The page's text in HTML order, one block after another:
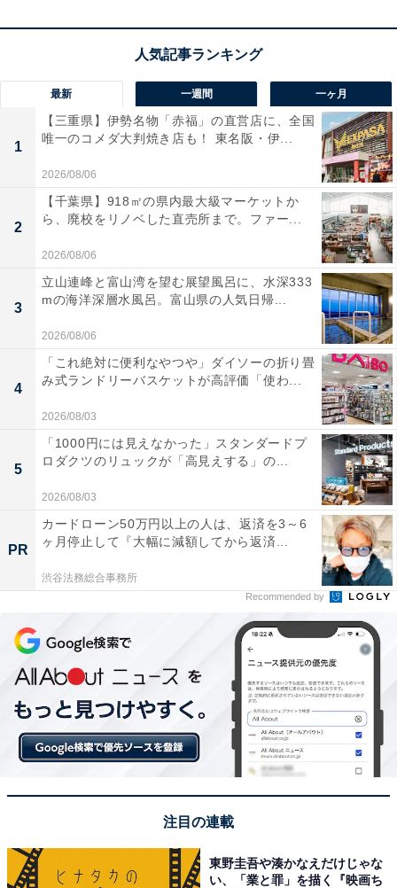
JBLのワイヤレススピーカー「GO4」には以下のような
口コミが寄せられています。
非常に軽くて持ち運びがしやすく家の中でも外でも
この小さな本体からは想像できないほど音がクリア
で重低音も響きます
水回りで使えるタフな設計なので毎日の入浴タイム
が楽しくなりました
どこでも気軽に高音質な音楽を楽しみたい人や、コンパ
クトでタフなスピーカーを探している人には、おすすめ
JBL「GRIP」
最新 一週間 一ヶ月
1
【三重県】伊勢名物「赤福」の直営店に、全国
唯一のコメダ大判焼き店も！ 東名阪・伊...
2026/08/06
2
【千葉県】918㎡の県内最大級マーケットか
ら、廃校をリノベした直売所まで。ファー...
2026/08/06
3
立山連峰と富山湾を望む展望風呂に、水深333
mの海洋深層水風呂。富山県の人気日帰...
2026/08/06
4
「これ絶対に便利なやつや」ダイソーの折り畳
み式ランドリーバスケットが高評価「使わ...
2026/08/03
5
「1000円には見えなかった」スタンダードプ
ロダクツのリュックが「高見えする」の...
2026/08/03
PR
カードローン50万円以上の人は、返済を3～6
ヶ月停止して『大幅に減額してから返済...
渋谷法務総合事務所
Recommended by
注目の連載
東野圭吾や湊かなえだけじゃな
い、「業と罪」を描く『映画ち